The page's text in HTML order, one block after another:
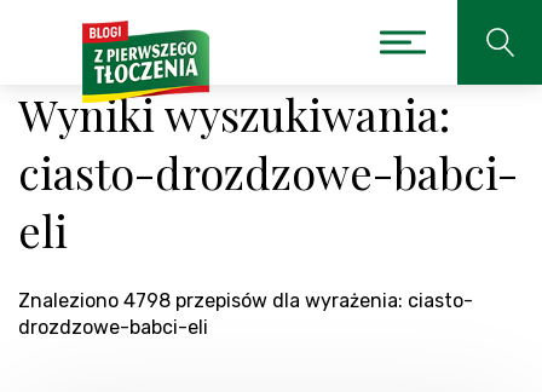
Wyniki wyszukiwania:
ciasto-drozdzowe-babci-
eli
Znaleziono 4798 przepisów dla wyrażenia: ciasto-
drozdzowe-babci-eli